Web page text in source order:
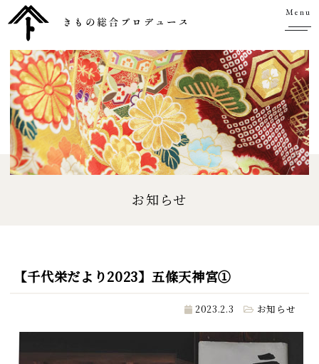
Menu
お知らせ
【千代栄だより2023】五條天神宮①
2023.2.3 お知らせ